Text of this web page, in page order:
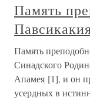
Память
Память
Синадского
Апамея [1], и он
усердных в